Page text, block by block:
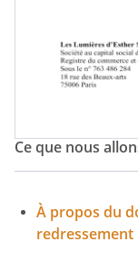
Ce que nous
À propos du
redressement